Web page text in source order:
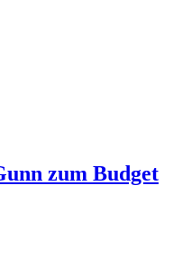
zum Budget